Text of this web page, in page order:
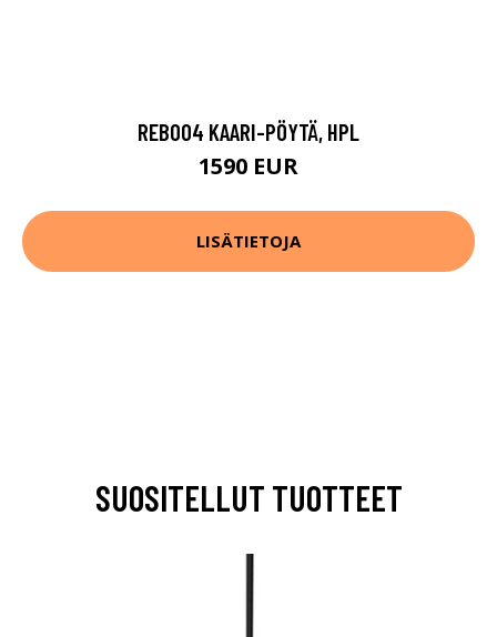
REB004 KAARI-PÖYTÄ, HPL
1590 EUR
LISÄTIETOJA
SUOSITELLUT TUOTTEET